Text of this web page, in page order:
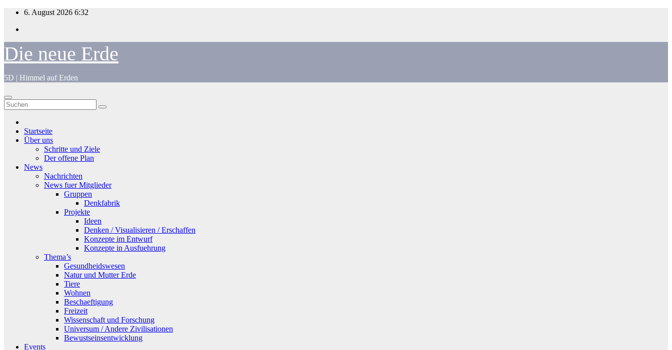
Zum
springen
6. August 2026 6:32
Die neue Erde
5D | Himmel auf Erden
Startseite
Über uns
Schritte und Ziele
Der offene Plan
News
Nachrichten
News fuer Mitglieder
Gruppen
Denkfabrik
Projekte
Ideen
Denken / Visualisieren / Erschaffen
Konzepte im Entwurf
Konzepte in Ausfuehrung
Thema’s
Gesundheidswesen
Natur und Mutter Erde
Tiere
Wohnen
Beschaeftigung
Freizeit
Wissenschaft und Forschung
Universum / Andere Zivilisationen
Bewustseinsentwicklung
Events